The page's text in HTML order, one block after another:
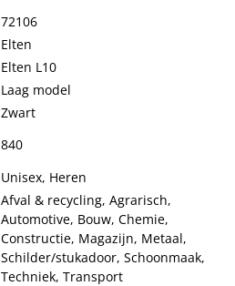
72106
Elten
Elten L10
Laag model
Zwart
840
Unisex, Heren
Afval & recycling, Agrarisch,
Automotive, Bouw, Chemie,
Constructie, Magazijn, Metaal,
Schilder/stukadoor, Schoonmaak,
Techniek, Transport